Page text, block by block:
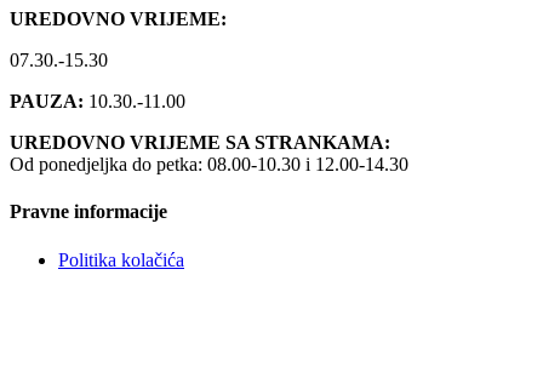
UREDOVNO VRIJEME:
07.30.-15.30
PAUZA: 10.30.-11.00
UREDOVNO VRIJEME SA STRANKAMA:
Od ponedjeljka do petka: 08.00-10.30 i 12.00-14.30
Pravne informacije
Politika kolačića